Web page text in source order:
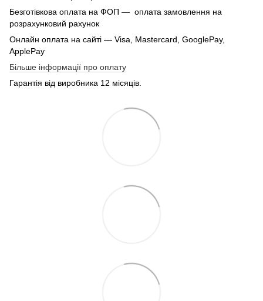
Безготівкова оплата на ФОП — оплата замовлення на
розрахунковий рахунок
Онлайн оплата на сайті — Visa, Mastercard, GooglePay,
ApplePay
Більше інформації про оплату
Гарантія від виробника 12 місяців.